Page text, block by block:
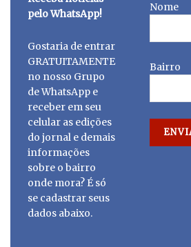
pelo WhatsApp!
Gostaria de entrar
GRATUITAMENTE
no nosso Grupo
de WhatsApp e
receber em seu
celular as edições
do jornal e demais
informações
sobre o bairro
onde mora? É só
se cadastrar seus
dados abaixo.
Nome
Bairro